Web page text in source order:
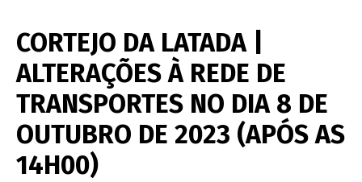
CORTEJO DA LATADA |
ALTERAÇÕES À REDE DE
TRANSPORTES NO DIA 8 DE
OUTUBRO DE 2023 (APÓS AS
14H00)